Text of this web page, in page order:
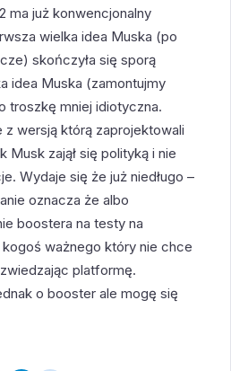
ma już konwencjonalny
wielka idea Muska (po
skończyła się sporą
idea Muska (zamontujmy
troszkę mniej idiotyczna.
wersją którą zaprojektowali
Musk zajął się polityką i nie
Wydaje się że już niedługo –
oznacza że albo
boostera na testy na
ważnego który nie chce
platformę.
o booster ale mogę się